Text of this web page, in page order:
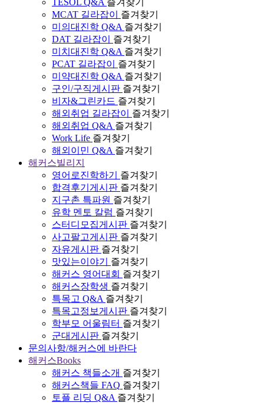
MCAT 길라잡이
즐겨찾기
미의대진학 Q&A 즐겨찾기
DAT 길라잡이
즐겨찾기
미치대진학 Q&A 즐겨찾기
PCAT 길라잡이
즐겨찾기
미약대진학 Q&A 즐겨찾기
구인/구직게시판 즐겨찾기
비자&그린카드 즐겨찾기
해외취업 길라잡이
즐겨찾기
해외취업 Q&A 즐겨찾기
Work Life 즐겨찾기
해외이민 Q&A 즐겨찾기
해커스빌리지
영어로진학하기
즐겨찾기
합격후기게시판 즐겨찾기
지구촌 특파원 즐겨찾기
유학 멘토 칼럼 즐겨찾기
스터디모집게시판 즐겨찾기
사고팔고게시판 즐겨찾기
자유게시판 즐겨찾기
맛있는이야기
즐겨찾기
해커스 영어대회 즐겨찾기
해커스장학생 즐겨찾기
특목고 Q&A 즐겨찾기
특목고정보게시판 즐겨찾기
학부모 어울림터 즐겨찾기
군대게시판 즐겨찾기
문의사항/해커스에 바란다
해커스Books
해커스 책들소개 즐겨찾기
해커스책들 FAQ 즐겨찾기
토플 리딩 Q&A 즐겨찾기